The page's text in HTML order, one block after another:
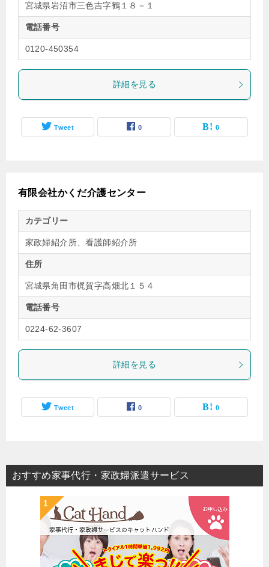
宮城県岩沼市三色吉字鶴１８－１
電話番号
0120-450354
詳細を見る
Tweet 0 0
有限会社かくだ介護センター
カテゴリー
家政婦紹介所、看護師紹介所
住所
宮城県角田市梶賀字高畑北１５４
電話番号
0224-62-3607
詳細を見る
Tweet 0 0
おすすめ家事代行・家政婦派遣サービス